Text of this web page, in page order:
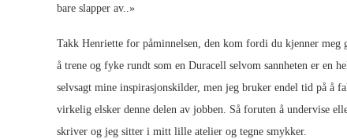
bare slapper av..»
Takk Henriette for påminnelsen, den kom fordi du kjenner meg
å trene og fyke rundt som en Duracell selvom sannheten er en
selvsagt mine inspirasjonskilder, men jeg bruker endel tid på å
virkelig elsker denne delen av jobben. Så foruten å undervise
skriver og jeg sitter i mitt lille atelier og tegne smykker.